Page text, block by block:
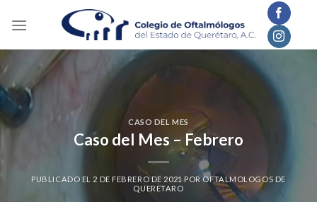
CASO DEL MES
Caso del Mes – Febrero
PUBLICADO EL 2 DE FEBRERO DE 2021 POROFTALMOLOGOS DE
QUERETARO